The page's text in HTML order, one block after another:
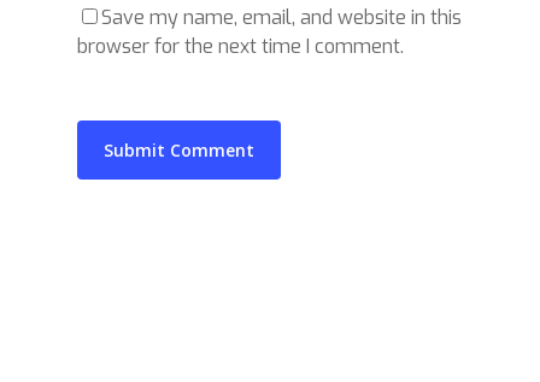
Save my name, email, and website in this
browser for the next time I comment.